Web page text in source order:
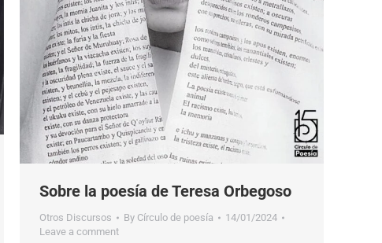
Sobre la poesía de Teresa Orbegoso
Otros Discursos By Círculo de poesía
14/01/2024
Leave a comment